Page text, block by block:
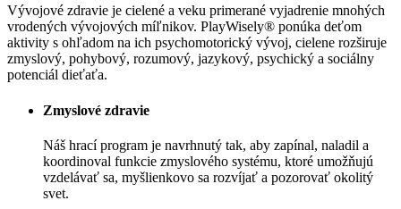
Vývojové zdravie je cielené a veku primerané vyjadrenie mnohých
vrodených vývojových míľnikov. PlayWisely® ponúka deťom
aktivity s ohľadom na ich psychomotorický vývoj, cielene rozširuje
zmyslový, pohybový, rozumový, jazykový, psychický a sociálny
potenciál dieťaťa.
Zmyslové zdravie
Náš hrací program je navrhnutý tak, aby zapínal, naladil a
koordinoval funkcie zmyslového systému, ktoré umožňujú
vzdelávať sa, myšlienkovo sa rozvíjať a pozorovať okolitý
svet.